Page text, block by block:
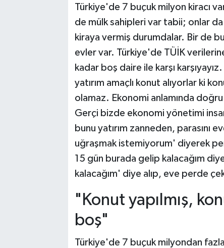
Türkiye'de 7 buçuk milyon kiracı
de mülk sahipleri var tabii; onlar
kiraya vermiş durumdalar. Bir de
evler var. Türkiye'de TÜİK
kadar boş daire ile karşı
yatırım amaçlı konut alıyorlar ki
olamaz. Ekonomi anlamında
Gerçi bizde ekonomi yönetimi
bunu yatırım zanneden, parasını
uğraşmak istemiyorum' diyerek
15 gün burada gelip kalacağım
kalacağım' diye alıp, eve perde
"Konut yapılmış,
boş"
Türkiye'de 7 buçuk milyondan